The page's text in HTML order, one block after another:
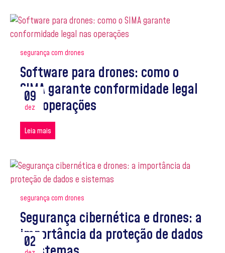
segurança com drones
Software para drones: como o
SIMA garante conformidade legal
nas operações
Leia mais
09
dez
segurança com drones
Segurança cibernética e drones: a
importância da proteção de dados
02